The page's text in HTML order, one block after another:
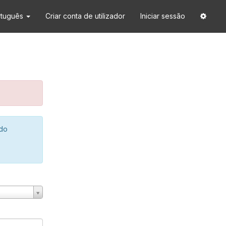
Criar conta de utilizador Iniciar sessão